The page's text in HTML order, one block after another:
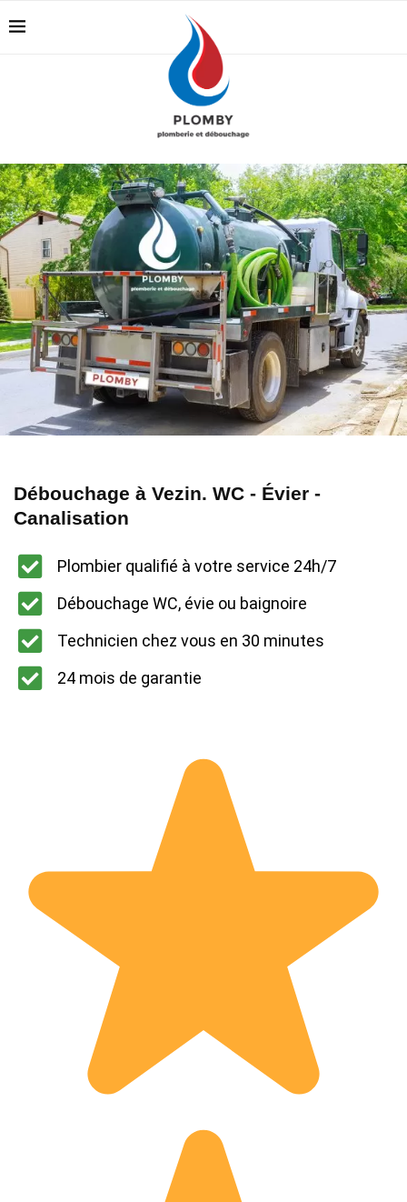
Débouchage à Vezin. WC - Évier -
Canalisation
Plombier qualifié à votre service 24h/7
Débouchage WC, évie ou baignoire
Technicien chez vous en 30 minutes
24 mois de garantie